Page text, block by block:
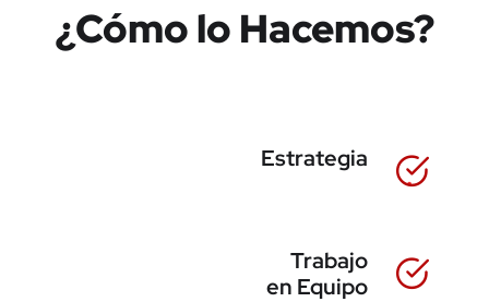
¿Cómo lo Hacemos?
Estrategia
Trabajo
en Equipo